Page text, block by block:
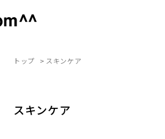
トップ > スキンケア
スキンケア